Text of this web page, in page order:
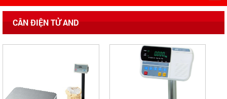
CÂN ĐIỆN TỬ AND